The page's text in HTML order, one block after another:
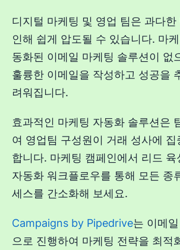
디지털 마케팅 및 영업 팀은 과다한
인해 쉽게 압도될 수 있습니다. 마
동화된 이메일 마케팅 솔루션이 없
훌륭한 이메일을 작성하고 성공을
려워집니다.
효과적인 마케팅 자동화 솔루션은
여 영업팀 구성원이 거래 성사에 집
합니다. 마케팅 캠페인에서 리드 육
자동화 워크플로우를 통해 모든 종
세스를 간소화해 보세요.
Campaigns by Pipedrive는 이메
으로 진행하여 마케팅 전략을 최적